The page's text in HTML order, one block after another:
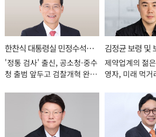
한찬식 대통령실 민정수석비
서관
'정통 검사' 출신, 공소청·중수
청 출범 앞두고 검찰개혁 완수
김정균 보령 및
표이사 사장
제약업계의 젊
영자, 미래 먹